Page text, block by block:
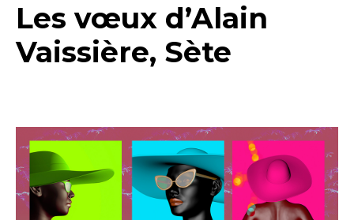
Les vœux d’Alain
Vaissière, Sète